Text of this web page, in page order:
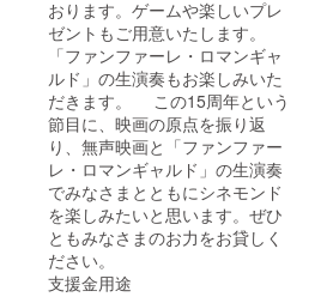
おります。ゲームや楽しいプレ
ゼントもご用意いたします。
「ファンファーレ・ロマンギャ
ルド」の生演奏もお楽しみいた
だきます。 この15周年という
節目に、映画の原点を振り返
り、無声映画と「ファンファー
レ・ロマンギャルド」の生演奏
でみなさまとともにシネモンド
を楽しみたいと思います。ぜひ
ともみなさまのお力をお貸しく
ださい。
支援金用途